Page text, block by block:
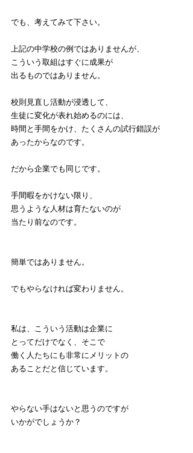
でも、考えてみて下さい。
上記の中学校の例ではありませんが、
こういう取組はすぐに成果が
出るものではありません。
校則見直し活動が浸透して、
生徒に変化が表れ始めるのには、
時間と手間をかけ、たくさんの試行錯誤が
あったからなのです。
だから企業でも同じです。
手間暇をかけない限り、
思うような人材は育たないのが
当たり前なのです。
簡単ではありません。
でもやらなければ変わりません。
私は、こういう活動は企業に
とってだけでなく、そこで
働く人たちにも非常にメリットの
あることだと信じています。
やらない手はないと思うのですが
いかがでしょうか？